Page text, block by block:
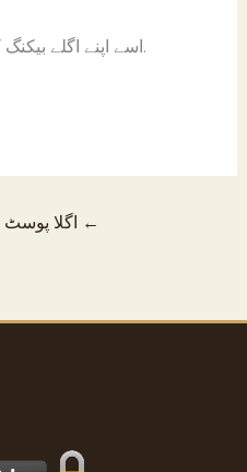
اسے اپنے اگلے بیکنگ کے دن کے لیے محفوظ کر لیں۔.
←